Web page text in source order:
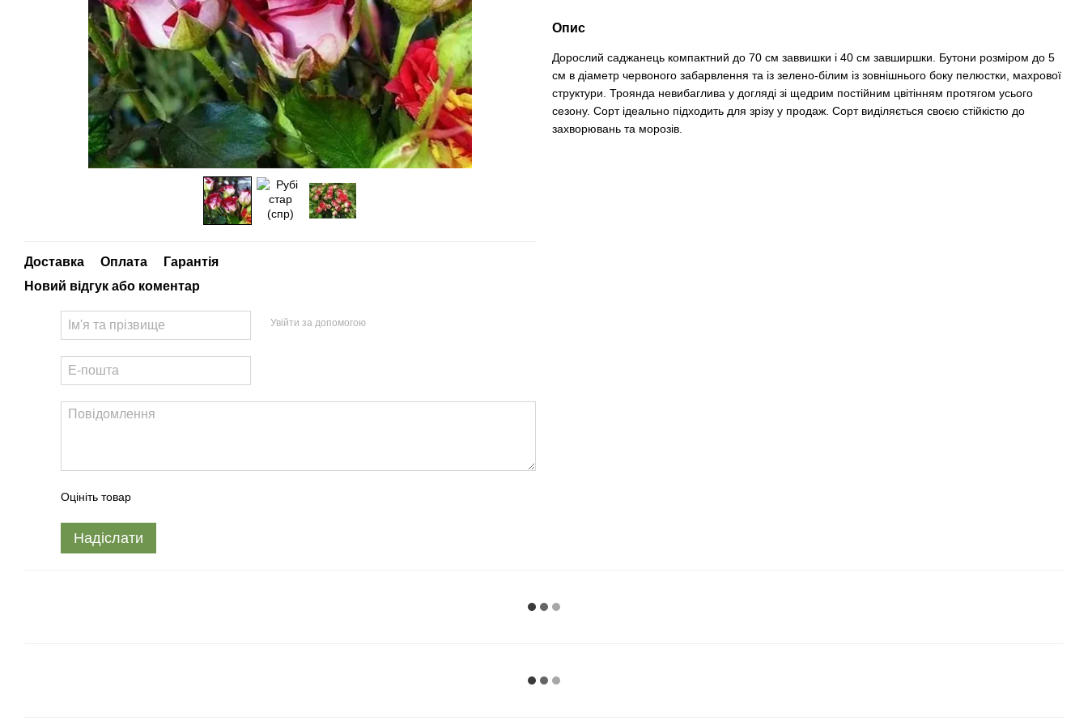
Доставка Оплата
Гарантія
Новий відгук або коментар
Увійти за допомогою
Оцініть товар
Надіслати
Опис
Дорослий саджанець компактний до 70 см заввишки і 40 см завширшки. Бутони розміром до 5
см в діаметр червоного забарвлення та із зелено-білим із зовнішнього боку пелюстки, махрової
структури. Троянда невибаглива у догляді зі щедрим постійним цвітінням протягом усього
сезону. Сорт ідеально підходить для зрізу у продаж. Сорт виділяється своєю стійкістю до
захворювань та морозів.